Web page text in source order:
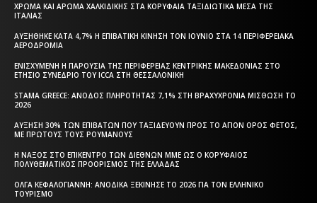
ΧΡΏΜΑ ΚΑΙ ΆΡΩΜΑ ΧΑΛΚΙΔΙΚΉΣ ΣΤΑ ΚΟΡΥΦΑΊΑ ΤΑΞΙΔΙΩΤΙΚΆ ΜΈΣΑ ΤΗΣ
ΙΤΑΛΊΑΣ
ΑΥΞΉΘΗΚΕ ΚΑΤΆ 4,7% Η ΕΠΙΒΑΤΙΚΉ ΚΊΝΗΣΗ ΤΟΝ ΙΟΎΝΙΟ ΣΤΑ 14 ΠΕΡΙΦΕΡΕΙΑΚΆ
ΑΕΡΟΔΡΌΜΙΑ
ΕΝΙΣΧΥΜΈΝΗ Η ΠΑΡΟΥΣΊΑ ΤΗΣ ΠΕΡΙΦΈΡΕΙΑΣ ΚΕΝΤΡΙΚΉΣ ΜΑΚΕΔΟΝΊΑΣ ΣΤΟ
ΕΤΉΣΙΟ ΣΥΝΈΔΡΙΟ ΤΟΥ ICCA ΣΤΗ ΘΕΣΣΑΛΟΝΊΚΗ
STAMA GREECE: ΆΝΟΔΟΣ ΠΛΗΡΌΤΗΤΑΣ 7,1% ΣΤΗ ΒΡΑΧΥΧΡΌΝΙΑ ΜΊΣΘΩΣΗ ΤΟ
2026
ΑΎΞΗΣΗ 30% ΤΩΝ ΕΠΙΒΑΤΏΝ ΠΟΥ ΤΑΞΙΔΕΎΟΥΝ ΠΡΟΣ ΤΟ ΆΓΙΟΝ ΌΡΟΣ ΦΈΤΟΣ,
ΜΕ ΠΡΏΤΟΥΣ ΤΟΥΣ ΡΟΥΜΆΝΟΥΣ
Η ΝΆΞΟΣ ΣΤΟ ΕΠΊΚΕΝΤΡΟ ΤΩΝ ΔΙΕΘΝΏΝ ΜΜΕ ΩΣ Ο ΚΟΡΥΦΑΊΟΣ
ΠΟΛΥΘΕΜΑΤΙΚΌΣ ΠΡΟΟΡΙΣΜΌΣ ΤΗΣ ΕΛΛΆΔΑΣ
ΌΛΓΑ ΚΕΦΑΛΟΓΙΆΝΝΗ: ΑΝΟΔΙΚΆ ΞΕΚΊΝΗΣΕ ΤΟ 2026 ΓΙΑ ΤΟΝ ΕΛΛΗΝΙΚΌ
ΤΟΥΡΙΣΜΌ